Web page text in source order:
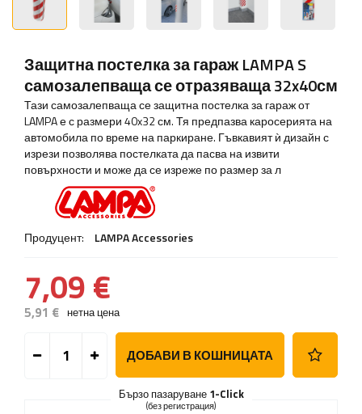
Защитна постелка за гараж LAMPA S
самозалепваща се отразяваща 32x40см
Тази самозалепваща се защитна постелка за гараж от
LAMPA е с размери 40x32 см. Тя предпазва каросерията на
автомобила по време на паркиране. Гъвкавият ѝ дизайн с
изрези позволява постелката да пасва на извити
повърхности и може да се изреже по размер за л
Продуцент: LAMPA Accessories
7,09 €
5,91 € нетна цена
ДОБАВИ В КОШНИЦАТА
Бързо пазаруване 1-Click
(без регистрация)